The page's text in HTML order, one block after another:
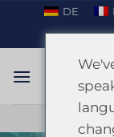
inhoud
DE